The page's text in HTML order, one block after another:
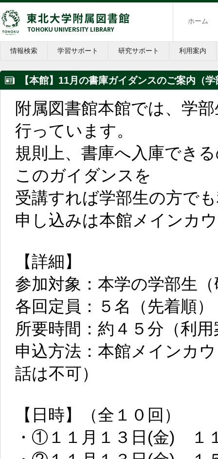
ホーム
情報検索 学習サポート 研究サポート 利用案内
【本館】11月の書庫ガイダンスのご案内（
附属図書館本館では、学
行っています。
規則上、書庫へ入庫でき
このガイダンスを
受講すれば学部生の方で
申し込みは本館メインカ
【詳細】
参加対象：本学の学部生
各回定員：５名（先着順）
所要時間：約４５分（利
申込方法：本館メインカ
話は不可）
【日時】（全１０回）
・①１１月１３日(金) １